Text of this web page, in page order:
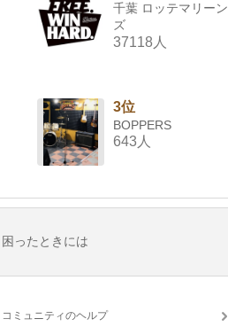
千葉 ロッテマリーン
ズ
37118人
3位
BOPPERS
643人
困ったときには
コミュニティのヘルプ